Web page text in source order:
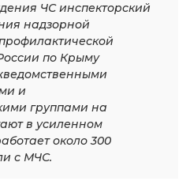
ЧС инспекторский
надзорной
по Крыму
и
группами на
в усиленном
около 300
с МЧС.